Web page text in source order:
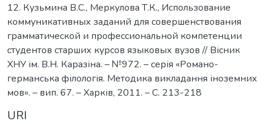
12. Кузьмина В.С., Меркулова Т.К., Использование
коммуникативных заданий для совершенствования
грамматической и профессиональной компетенции
студентов старших курсов языковых вузов // Вісник
ХНУ ім. В.Н. Каразіна. – №972. – серія «Романо-
германська філологія. Методика викладання іноземних
мов». – вип. 67. – Харків, 2011. – C. 213-218
URI